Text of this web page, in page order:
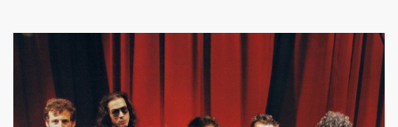
a NICE (06).
14 juin 2010 a l'EDEN ROC a ANTIBES (06).